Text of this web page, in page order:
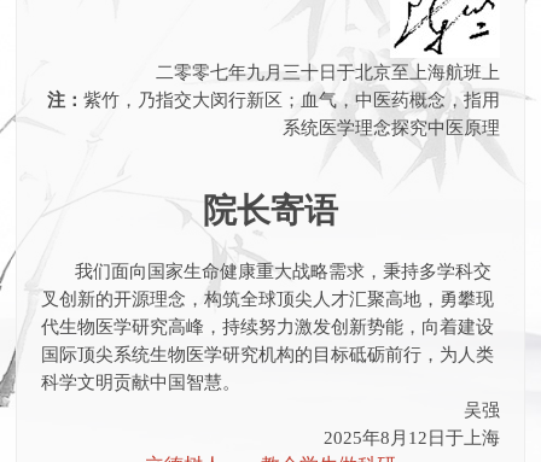
二零零七年九月三十日于北京至上海航班上
注： 紫竹，乃指交大闵行新区；血气，中医药概念，指用
系统医学理念探究中医原理
院长寄语
我们面向国家生命健康重大战略需求，秉持多学科交
叉创新的开源理念，构筑全球顶尖人才汇聚高地，勇攀现
代生物医学研究高峰，持续努力激发创新势能，向着建设
国际顶尖系统生物医学研究机构的目标砥砺前行，为人类
科学文明贡献中国智慧。
吴强
2025年8月12日于上海